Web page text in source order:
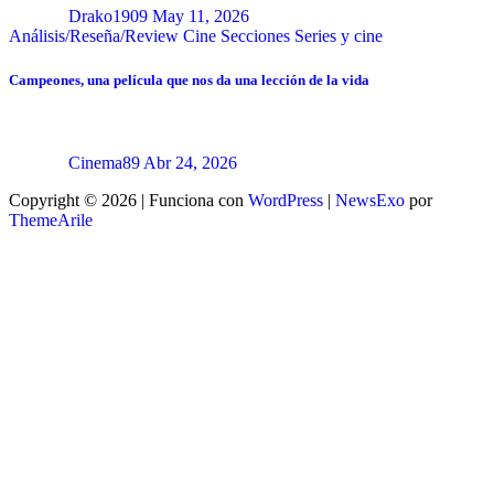
Drako1909 May 11, 2026
Análisis/Reseña/Review Cine Secciones Series y cine
Campeones, una película que nos da una lección de la vida
Cinema89 Abr 24, 2026
Copyright © 2026 | Funciona con WordPress | NewsExo por
ThemeArile